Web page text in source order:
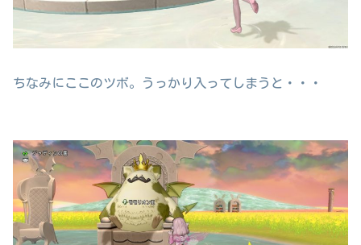
ちなみにここのツボ。うっかり入ってしまうと・・・